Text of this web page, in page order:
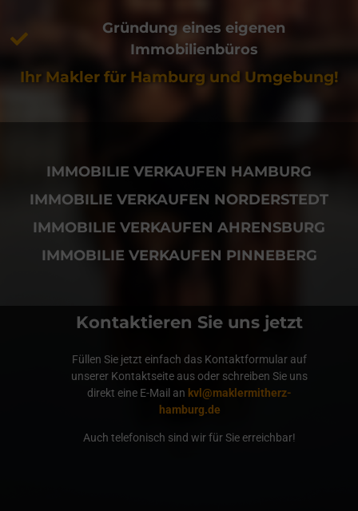
Gründung eines eigenen
Immobilienbüros
Ihr Makler für Hamburg und Umgebung!
IMMOBILIE VERKAUFEN HAMBURG
IMMOBILIE VERKAUFEN NORDERSTEDT
IMMOBILIE VERKAUFEN AHRENSBURG
IMMOBILIE VERKAUFEN PINNEBERG
Kontaktieren Sie uns jetzt
Füllen Sie jetzt einfach das Kontaktformular auf
unserer Kontaktseite aus oder schreiben Sie uns
direkt eine E-Mail an kvl@maklermitherz-
hamburg.de
Auch telefonisch sind wir für Sie erreichbar!